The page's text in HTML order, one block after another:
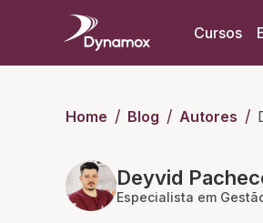
Cursos
Home / Blog / Autores /
Deyvid
Especialista em